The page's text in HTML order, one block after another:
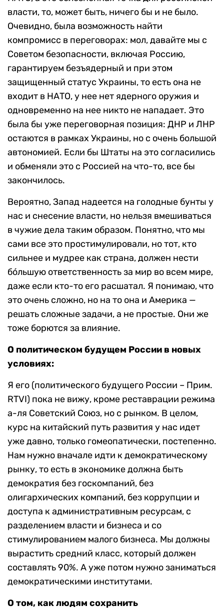
власти, то, может быть, ничего бы и не было.
Очевидно, была возможность найти
компромисс в переговорах: мол, давайте мы с
Советом безопасности, включая Россию,
гарантируем безъядерный и при этом
защищенный статус Украины, то есть она не
входит в НАТО, у нее нет ядерного оружия и
одновременно на нее никто не нападает. Это
была бы уже переговорная позиция: ДНР и ЛНР
остаются в рамках Украины, но с очень большой
автономией. Если бы Штаты на это согласились
и обменяли это с Россией на что-то, все бы
закончилось.
Вероятно, Запад надеется на голодные бунты у
нас и снесение власти, но нельзя вмешиваться
в чужие дела таким образом. Понятно, что мы
сами все это простимулировали, но тот, кто
сильнее и мудрее как страна, должен нести
бо́льшую ответственность за мир во всем мире,
даже если кто-то его расшатал. Я понимаю, что
это очень сложно, но на то она и Америка —
решать сложные задачи, а не простые. Они же
тоже борются за влияние.
О политическом будущем России в новых
условиях:
Я его (политического будущего России – Прим.
RTVI) пока не вижу, кроме реставрации режима
а-ля Советский Союз, но с рынком. В целом,
курс на китайский путь развития у нас идет
уже давно, только гомеопатически, постепенно.
Нам нужно вначале идти к демократическому
рынку, то есть в экономике должна быть
демократия без госкомпаний, без
олигархических компаний, без коррупции и
доступа к административным ресурсам, с
разделением власти и бизнеса и со
стимулированием малого бизнеса. Мы должны
вырастить средний класс, который должен
составлять 90%. А уже потом нужно заниматься
демократическими институтами.
О том, как людям сохранить